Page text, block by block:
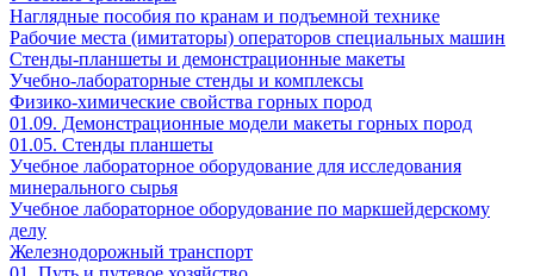
Наглядные пособия по кранам и подъемной технике
Рабочие места (имитаторы) операторов специальных машин
Стенды-планшеты и демонстрационные макеты
Учебно-лабораторные стенды и комплексы
Физико-химические свойства горных пород
01.09. Демонстрационные модели макеты горных пород
01.05. Стенды планшеты
Учебное лабораторное оборудование для исследования
минерального сырья
Учебное лабораторное оборудование по маркшейдерскому
делу
Железнодорожный транспорт